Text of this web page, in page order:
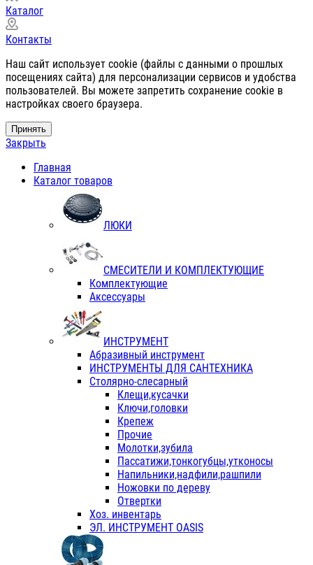
Каталог
Контакты
Наш сайт использует cookie (файлы с данными о прошлых
посещениях сайта) для персонализации сервисов и удобства
пользователей. Вы можете запретить сохранение cookie в
настройках своего браузера.
Принять
Закрыть
Главная
Каталог товаров
ЛЮКИ
СМЕСИТЕЛИ И КОМПЛЕКТУЮЩИЕ
Комплектующие
Аксессуары
ИНСТРУМЕНТ
Абразивный инструмент
ИНСТРУМЕНТЫ ДЛЯ САНТЕХНИКА
Столярно-слесарный
Клещи,кусачки
Ключи,головки
Крепеж
Прочие
Молотки,зубила
Пассатижи,тонкогубцы,утконосы
Напильники,надфили,рашпили
Ножовки по дереву
Отвертки
Хоз. инвентарь
ЭЛ. ИНСТРУМЕНТ OASIS